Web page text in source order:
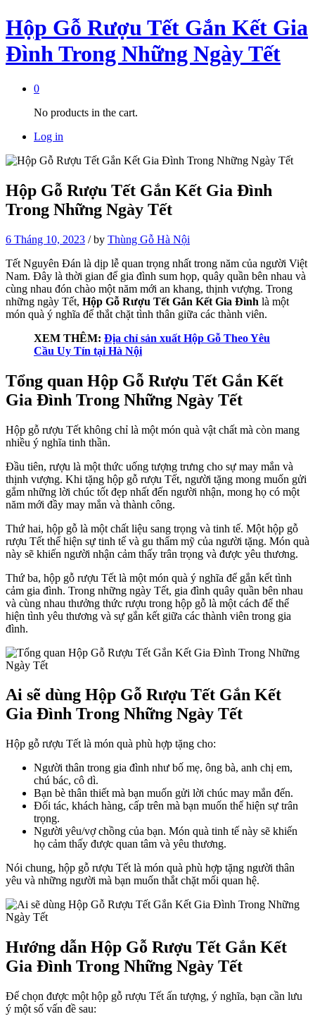
Hộp Gỗ Rượu Tết Gắn Kết Gia
Đình Trong Những Ngày Tết
0
No products in the cart.
Log in
Hộp Gỗ Rượu Tết Gắn Kết Gia Đình
Trong Những Ngày Tết
6 Tháng 10, 2023 /by Thùng Gỗ Hà Nội
Tết Nguyên Đán là dịp lễ quan trọng nhất trong năm của người Việt
Nam. Đây là thời gian để gia đình sum họp, quây quần bên nhau và
cùng nhau đón chào một năm mới an khang, thịnh vượng. Trong
những ngày Tết, Hộp Gỗ Rượu Tết Gắn Kết Gia Đình là một
món quà ý nghĩa để thắt chặt tình thân giữa các thành viên.
XEM THÊM: Địa chỉ sản xuất Hộp Gỗ Theo Yêu
Cầu Uy Tín tại Hà Nội
Tổng quan Hộp Gỗ Rượu Tết Gắn Kết
Gia Đình Trong Những Ngày Tết
Hộp gỗ rượu Tết không chỉ là một món quà vật chất mà còn mang
nhiều ý nghĩa tinh thần.
Đầu tiên, rượu là một thức uống tượng trưng cho sự may mắn và
thịnh vượng. Khi tặng hộp gỗ rượu Tết, người tặng mong muốn gửi
gắm những lời chúc tốt đẹp nhất đến người nhận, mong họ có một
năm mới đầy may mắn và thành công.
Thứ hai, hộp gỗ là một chất liệu sang trọng và tinh tế. Một hộp gỗ
rượu Tết thể hiện sự tinh tế và gu thẩm mỹ của người tặng. Món quà
này sẽ khiến người nhận cảm thấy trân trọng và được yêu thương.
Thứ ba, hộp gỗ rượu Tết là một món quà ý nghĩa để gắn kết tình
cảm gia đình. Trong những ngày Tết, gia đình quây quần bên nhau
và cùng nhau thưởng thức rượu trong hộp gỗ là một cách để thể
hiện tình yêu thương và sự gắn kết giữa các thành viên trong gia
đình.
Ai sẽ dùng Hộp Gỗ Rượu Tết Gắn Kết
Gia Đình Trong Những Ngày Tết
Hộp gỗ rượu Tết là món quà phù hợp tặng cho:
Người thân trong gia đình như bố mẹ, ông bà, anh chị em,
chú bác, cô dì.
Bạn bè thân thiết mà bạn muốn gửi lời chúc may mắn đến.
Đối tác, khách hàng, cấp trên mà bạn muốn thể hiện sự trân
trọng.
Người yêu/vợ chồng của bạn. Món quà tinh tế này sẽ khiến
họ cảm thấy được quan tâm và yêu thương.
Nói chung, hộp gỗ rượu Tết là món quà phù hợp tặng người thân
yêu và những người mà bạn muốn thắt chặt mối quan hệ.
Hướng dẫn Hộp Gỗ Rượu Tết Gắn Kết
Gia Đình Trong Những Ngày Tết
Để chọn được một hộp gỗ rượu Tết ấn tượng, ý nghĩa, bạn cần lưu
ý một số vấn đề sau: